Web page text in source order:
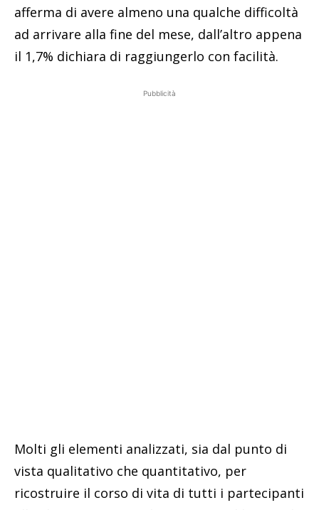
afferma di avere almeno una qualche difficoltà
ad arrivare alla fine del mese, dall’altro appena
il 1,7% dichiara di raggiungerlo con facilità.
Pubblicità
Molti gli elementi analizzati, sia dal punto di
vista qualitativo che quantitativo, per
ricostruire il corso di vita di tutti i partecipanti